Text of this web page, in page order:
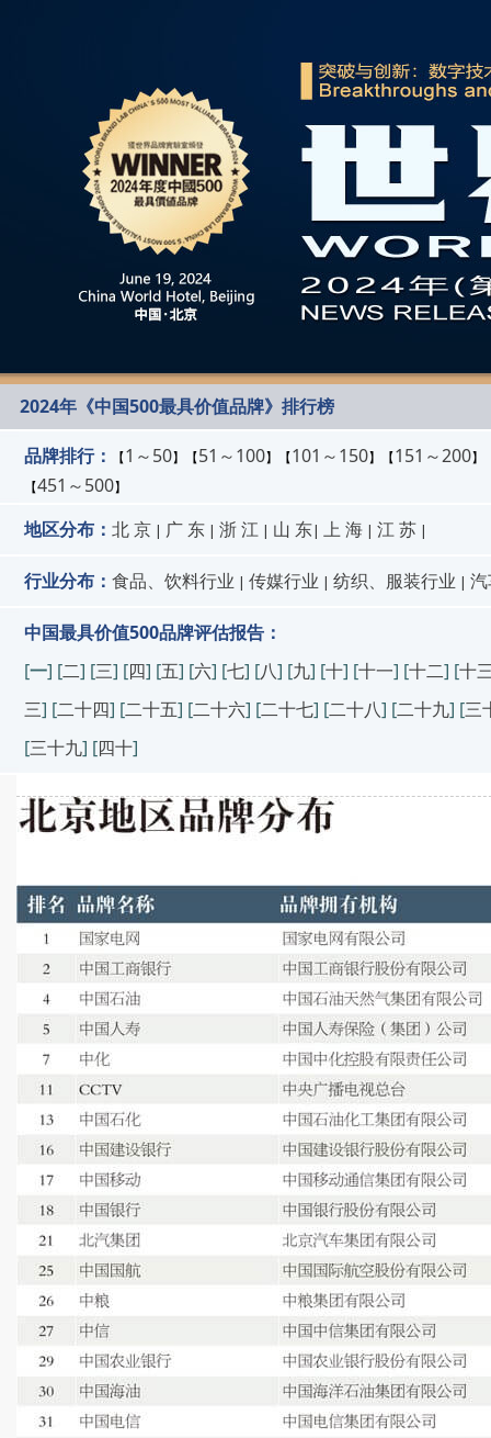
2024年《中国500最具价值品牌》排行榜
品牌排行： 【1～50】【51～100】【101～150】【151～200】
【451～500】
地区分布： 北 京 | 广 东 | 浙 江 | 山 东| 上 海 | 江 苏 |
行业分布： 食品、饮料行业 | 传媒行业 | 纺织、服装行业 |
中国最具价值500品牌评估报告：
[一] [二] [三] [四] [五] [六] [七] [八] [九] [十] [十一] [十二] [十
三] [二十四] [二十五] [二十六] [二十七] [二十八] [二十九] [三
[三十九] [四十]